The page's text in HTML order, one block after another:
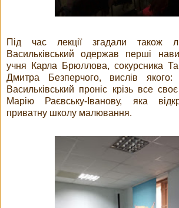
Під час лекції згадали також
Васильківський одержав перші
учня Карла Брюллова, сокурсника
Дмитра Безперчого, вислів
Васильківський проніс крізь все
Марію Раєвську-Іванову, яка
приватну школу малювання.